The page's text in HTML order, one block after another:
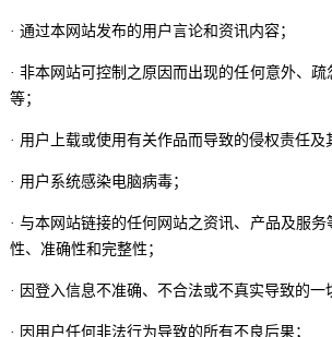
· 通过本网站发布的用户言论和资讯内容；
· 非本网站可控制之原因而出现的任何意外、疏
等；
· 用户上载或使用有关作品而导致的侵权责任及
· 用户系统感染电脑病毒；
· 与本网站链接的任何网站之资讯、产品及服
性、准确性和完整性；
· 因登入信息不准确、不合法或不真实导致的一
· 因用户任何非法行为导致的所有不良后果；